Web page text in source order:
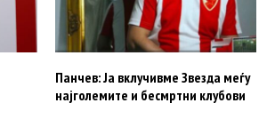
Панчев: Ја вклучивме Звезда меѓу
најголемите и бесмртни клубови